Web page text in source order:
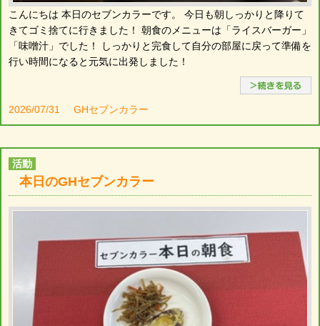
こんにちは 本日のセブンカラーです。 今日も朝しっかりと降りて
きてゴミ捨てに行きました！ 朝食のメニューは「ライスバーガー」
「味噌汁」でした！ しっかりと完食して自分の部屋に戻って準備を
行い時間になると元気に出発しました！
2026/07/31 GHセブンカラー
活動
本日のGHセブンカラー